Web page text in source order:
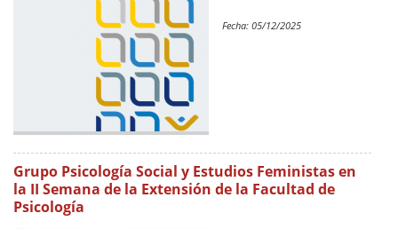
Fecha: 05/12/2025
Grupo Psicología Social y Estudios Feministas en
la II Semana de la Extensión de la Facultad de
Psicología